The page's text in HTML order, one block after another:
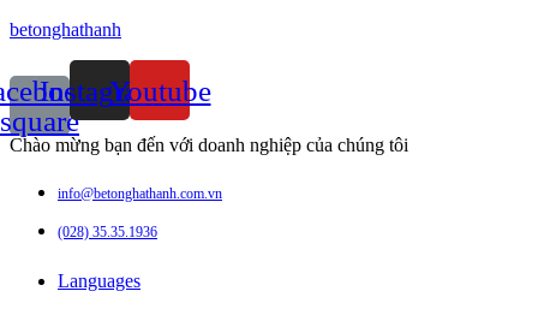
betonghathanh
square
InstagramYoutube
Chào mừng bạn đến với doanh nghiệp của chúng tôi
info@betonghathanh.com.vn
(028) 35.35.1936
Languages